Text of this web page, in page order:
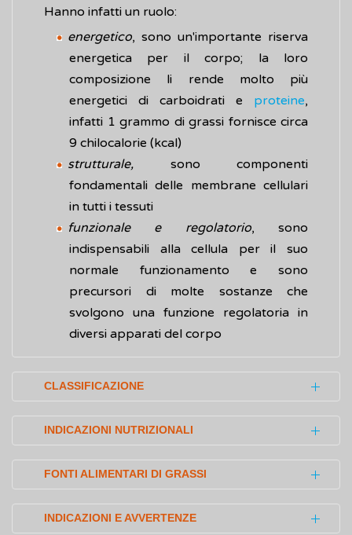
Hanno infatti un ruolo:
energetico, sono un'importante riserva
energetica per il corpo; la loro
composizione li rende molto più
energetici di carboidrati e proteine,
infatti 1 grammo di grassi fornisce circa
9 chilocalorie (kcal)
strutturale, sono componenti
fondamentali delle membrane cellulari
in tutti i tessuti
funzionale e regolatorio, sono
indispensabili alla cellula per il suo
normale funzionamento e sono
precursori di molte sostanze che
svolgono una funzione regolatoria in
diversi apparati del corpo
CLASSIFICAZIONE
In base alla loro struttura chimica i lipidi
possono essere classificati in:
semplici, formati esclusivamente da
Comprendono i glicerici, le cere, i
INDICAZIONI NUTRIZIONALI
Secondo le Linee Guida per una corretta
alimentazione, il 20-35% delle calorie
giornaliere dovrebbe provenire dai grassi, di
FONTI ALIMENTARI DI GRASSI
I lipidi sono presenti nella maggior parte dei
INDICAZIONI E AVVERTENZE